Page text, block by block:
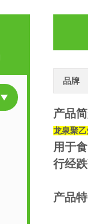
品牌
产品简
龙泉聚
用于
行经
产品特